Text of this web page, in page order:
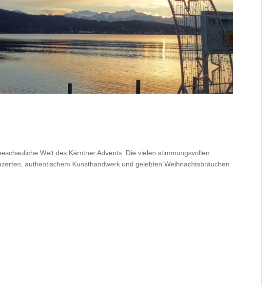
Welt des Kärntner Advents. Die vielen stimmungsvollen
authentischem Kunsthandwerk und gelebten Weihnachtsbräuchen